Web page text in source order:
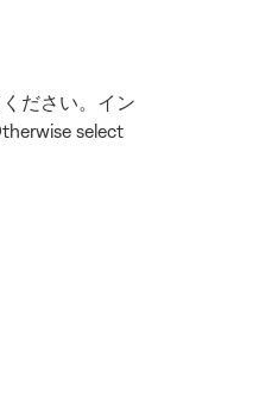
ださい。イン
select